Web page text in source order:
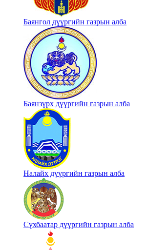
Баянгол дүүргийн газрын алба
Баянзүрх дүүргийн газрын алба
Налайх дүүргийн газрын алба
Сүхбаатар дүүргийн газрын алба